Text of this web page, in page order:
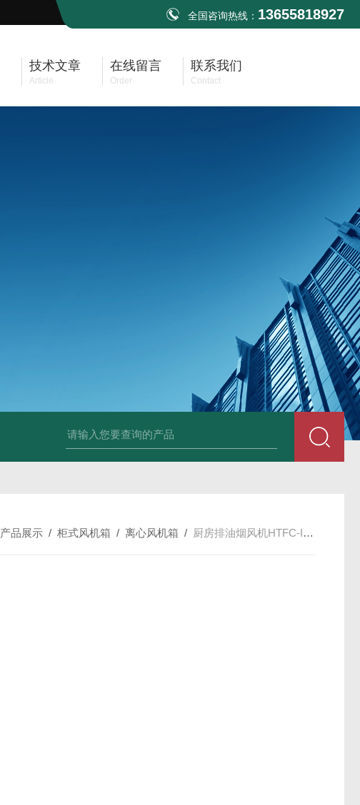
全国咨询热线： 13655818927
技术文章
Article
在线留言
Order
联系我们
Contact
BDWEX-250EXDWEX-500D4边墙风机大风量低噪排风机 CFZ-9Q10 CFZ-
产品展示 /柜式风机箱 /离心风机箱 / 厨房排油烟风机HTFC-I-12低噪声风机箱